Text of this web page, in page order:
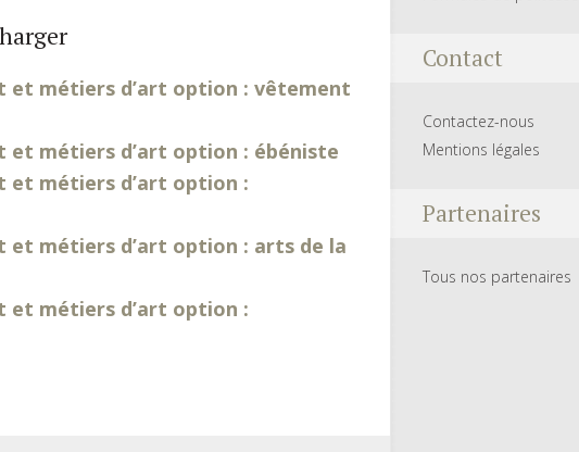
métiers d’art option : vêtement
métiers d’art option : ébéniste
métiers d’art option :
métiers d’art option : arts de la
métiers d’art option :
Contact
Contactez-nous
Mentions légales
Partenaires
Tous nos partenaires